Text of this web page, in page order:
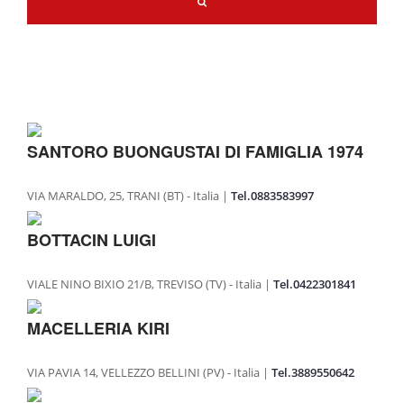
SANTORO BUONGUSTAI DI FAMIGLIA 1974
VIA MARALDO, 25, TRANI (BT) - Italia | Tel.0883583997
BOTTACIN LUIGI
VIALE NINO BIXIO 21/B, TREVISO (TV) - Italia | Tel.0422301841
MACELLERIA KIRI
VIA PAVIA 14, VELLEZZO BELLINI (PV) - Italia | Tel.3889550642